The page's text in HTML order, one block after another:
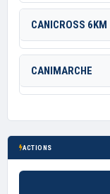
CANICROSS 6KM
CANIMARCHE
ACTIONS